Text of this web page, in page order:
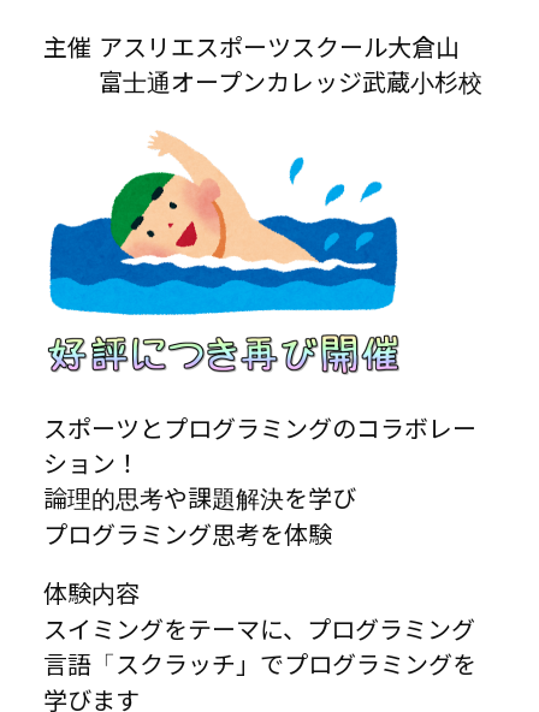
主催 アスリエスポーツスクール大倉山
富士通オープンカレッジ武蔵小杉校
スポーツとプログラミングのコラボレー
ション！
論理的思考や課題解決を学び
プログラミング思考を体験
体験内容
スイミングをテーマに、プログラミング
言語「スクラッチ」でプログラミングを
学びます